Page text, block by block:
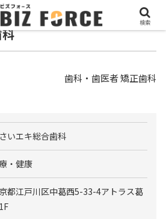
歯科・歯医者 矯正歯科
いエキ総合歯科
・健康
都江戸川区中葛西5-33-4アトラス葛
検索